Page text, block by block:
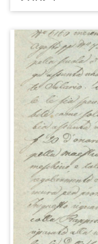
b) affitti di
c) steore
d) requisiti
e) interessi
per le
Vigo
Per il
glossario.
Si noti che
Stravino
fondo della